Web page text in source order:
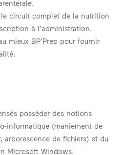
le circuit complet de la nutrition
à l’administration.
mieux BP’Prep pour fournir
posséder des notions
informatique (maniement de
arborescence de fichiers) et du
Microsoft Windows.